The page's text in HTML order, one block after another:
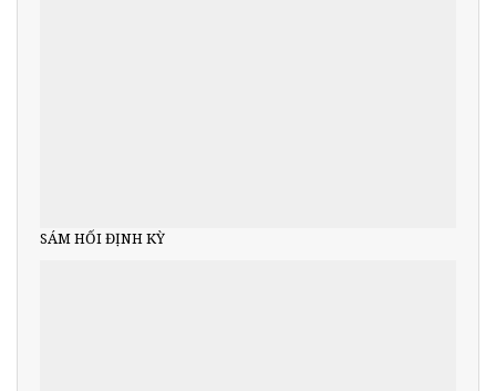
SÁM HỐI ĐỊNH KỲ